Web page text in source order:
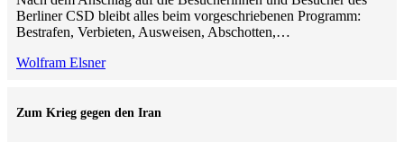
Berliner CSD bleibt alles beim vorgeschriebenen Programm:
Bestrafen, Verbieten, Ausweisen, Abschotten,…
Wolfram Elsner
Zum Krieg gegen den Iran